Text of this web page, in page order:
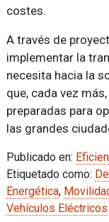
costes.
A través de
implementar la
necesita hacia la
que, cada vez
preparadas para
las grandes
Publicado en:
Etiquetado como:
Energética,
Vehículos Eléctricos